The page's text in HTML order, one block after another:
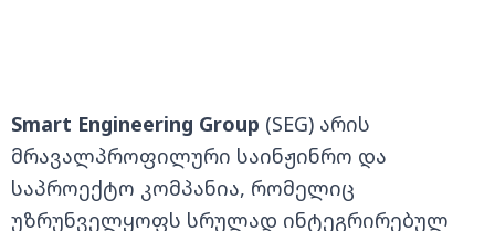
Smart Engineering Group (SEG) არის
მრავალპროფილური საინჟინრო და
საპროექტო კომპანია, რომელიც
უზრუნველყოფს სრულად ინტეგრირებულ